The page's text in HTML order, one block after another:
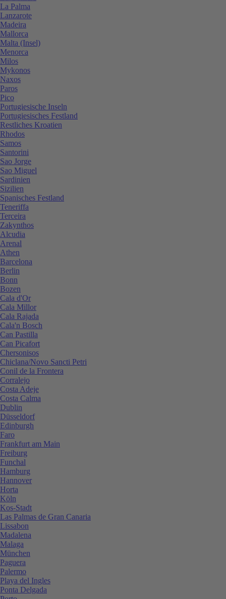
La Palma
Lanzarote
Madeira
Mallorca
Malta (Insel)
Menorca
Milos
Mykonos
Naxos
Paros
Pico
Portugiesische Inseln
Portugiesisches Festland
Restliches Kroatien
Rhodos
Samos
Santorini
Sao Jorge
Sao Miguel
Sardinien
Sizilien
Spanisches Festland
Teneriffa
Terceira
Zakynthos
Alcudia
Arenal
Athen
Barcelona
Berlin
Bonn
Bozen
Cala d'Or
Cala Millor
Cala Rajada
Cala'n Bosch
Can Pastilla
Can Picafort
Chersonisos
Chiclana/Novo Sancti Petri
Conil de la Frontera
Corralejo
Costa Adeje
Costa Calma
Dublin
Düsseldorf
Edinburgh
Faro
Frankfurt am Main
Freiburg
Funchal
Hamburg
Hannover
Horta
Köln
Kos-Stadt
Las Palmas de Gran Canaria
Lissabon
Madalena
Malaga
München
Paguera
Palermo
Playa del Ingles
Ponta Delgada